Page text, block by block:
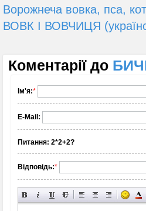
Ворожнеча вовка, пса,
ВОВК І ВОВЧИЦЯ
Коментарії до
Ім'я:*
E-Mail:
Питання: 2*2+2?
Відповідь:*